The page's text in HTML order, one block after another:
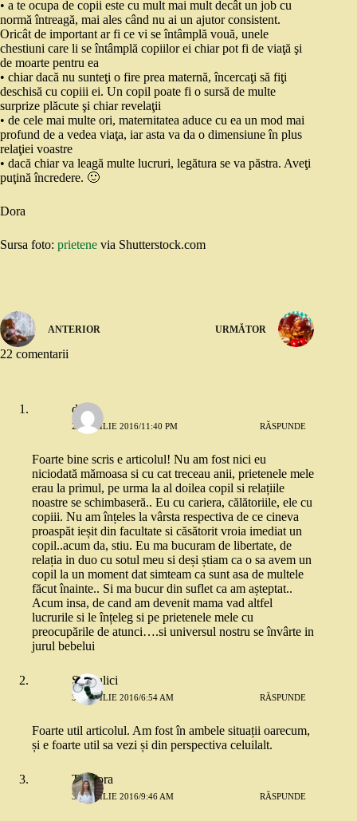
• a te ocupa de copii este cu mult mai mult decât un job cu
normă întreagă, mai ales când nu ai un ajutor consistent.
Oricât de important ar fi ce vi se întâmplă vouă, unele
chestiuni care li se întâmplă copiilor ei chiar pot fi de viaţă şi
de moarte pentru ea
• chiar dacă nu sunteţi o fire prea maternă, încercaţi să fiţi
deschisă cu copiii ei. Un copil poate fi o sursă de multe
surprize plăcute şi chiar revelaţii
• de cele mai multe ori, maternitatea aduce cu ea un mod mai
profund de a vedea viaţa, iar asta va da o dimensiune în plus
relaţiei voastre
• dacă chiar va leagă multe lucruri, legătura se va păstra. Aveţi
puţină încredere. 🙂
Dora
Sursa foto: prietene via Shutterstock.com
ANTERIOR URMĂTOR
22 comentarii
dia
29 APRILIE 2016/11:40 PM RĂSPUNDE
Foarte bine scris e articolul! Nu am fost nici eu
niciodată mămoasa si cu cat treceau anii, prietenele mele
erau la primul, pe urma la al doilea copil si relațiile
noastre se schimbaseră.. Eu cu cariera, călătoriile, ele cu
copiii. Nu am înțeles la vârsta respectiva de ce cineva
proaspăt ieșit din facultate si căsătorit vroia imediat un
copil..acum da, stiu. Eu ma bucuram de libertate, de
relația in duo cu sotul meu si deși știam ca o sa avem un
copil la un moment dat simteam ca sunt asa de multele
făcut înainte.. Si ma bucur din suflet ca am așteptat..
Acum insa, de cand am devenit mama vad altfel
lucrurile si le înțeleg si pe prietenele mele cu
preocupările de atunci….si universul nostru se învârte in
jurul bebelui
Scrisulici
30 APRILIE 2016/6:54 AM RĂSPUNDE
Foarte util articolul. Am fost în ambele situații oarecum,
și e foarte util sa vezi și din perspectiva celuilalt.
Teodora
30 APRILIE 2016/9:46 AM RĂSPUNDE